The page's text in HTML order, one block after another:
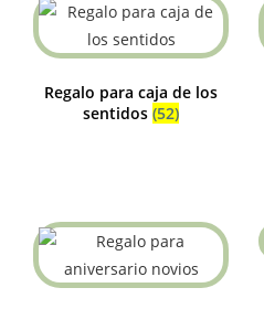
Regalo para caja de los
sentidos (52)